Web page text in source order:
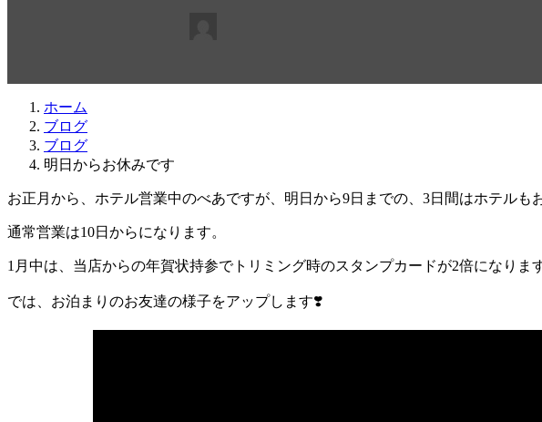
ホーム
ブログ
ブログ
明日からお休みです
お正月から、ホテル営業中のべあですが、明日から9日までの、3日間はホテルも
通常営業は10日からになります。
1月中は、当店からの年賀状持参でトリミング時のスタンプカードが2倍になりま
では、お泊まりのお友達の様子をアップします❣️